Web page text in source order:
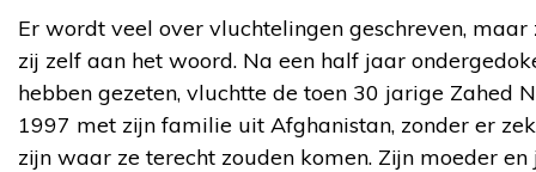
Er wordt veel over vluchtelingen geschreven, maar
zij zelf aan het woord. Na een half jaar
hebben gezeten, vluchtte de toen 30 jarige Zahed
1997 met zijn familie uit Afghanistan, zonder er
zijn waar ze terecht zouden komen. Zijn moeder en